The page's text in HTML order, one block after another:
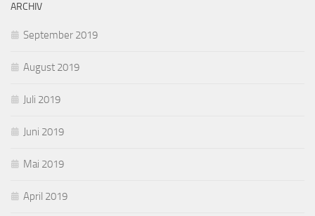
ARCHIV
September 2019
August 2019
Juli 2019
Juni 2019
Mai 2019
April 2019